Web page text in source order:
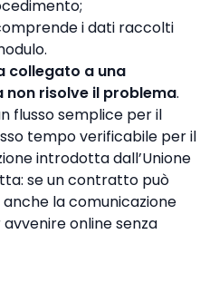
i dati raccolti
collegato a una
risolve il problema.
flusso semplice per il
tempo verificabile per il
introdotta dall’Unione
se un contratto può
la comunicazione
online senza